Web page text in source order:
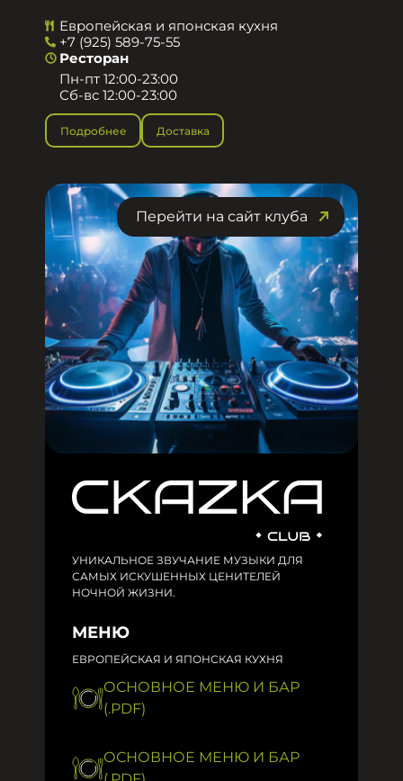
Европейская и японская кухня
+7 (925) 589-75-55
Ресторан
Пн-пт 12:00-23:00
Сб-вс 12:00-23:00
Подробнее Доставка
Перейти на сайт клуба
УНИКАЛЬНОЕ ЗВУЧАНИЕ МУЗЫКИ ДЛЯ
САМЫХ ИСКУШЕННЫХ ЦЕНИТЕЛЕЙ
НОЧНОЙ ЖИЗНИ.
МЕНЮ
ЕВРОПЕЙСКАЯ И ЯПОНСКАЯ КУХНЯ
ОСНОВНОЕ МЕНЮ И БАР
(.PDF)
ОСНОВНОЕ МЕНЮ И БАР